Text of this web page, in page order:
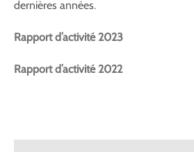
dernières années.
Rapport d’activité 2023
Rapport d’activité 2022